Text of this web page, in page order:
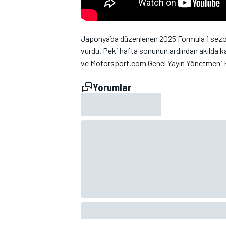
WRC
Japonya’da düzenlenen 2025 Formula 1
vurdu. Peki hafta sonunun ardından
ve Motorsport.com Genel Yayın Yönetmeni
Yorumlar